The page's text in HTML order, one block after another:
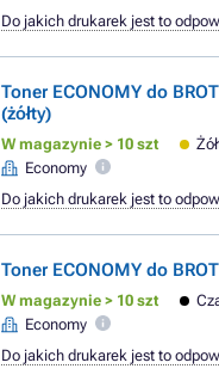
Do jakich drukarek jest to
Toner ECONOMY do
(żółty)
W magazynie > 10 szt
Economy
Do jakich drukarek jest to
Toner ECONOMY do
W magazynie > 10 szt
Economy
Do jakich drukarek jest to